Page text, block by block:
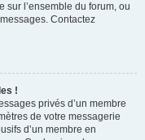
sur l’ensemble du forum, ou
Contactez
!
privés d’un membre
de votre messagerie
d’un membre en